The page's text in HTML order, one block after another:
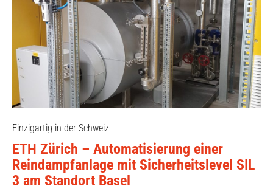
Einzigartig in der Schweiz
ETH Zürich – Automatisierung einer
Reindampfanlage mit Sicherheitslevel SIL
3 am Standort Basel